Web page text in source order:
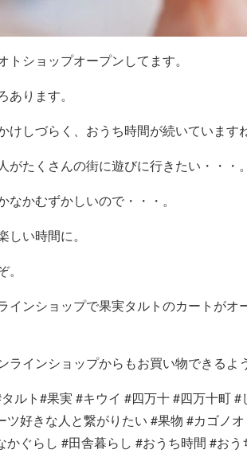
トショップオープンしてます。
あります。
けしづらく、おうち時間が続いていますね
がたくさんの街に遊びに行きたい・・・。
なかむずかしいので・・・。
しい時間に。
インショップで果実タルトのカートが
ラインショップからもお買い物できるよ
ルト#果実 #キウイ #四万十 #四万十町
ツ好きな人と繋がりたい #果物 #カゴノ
かぐらし #田舎暮らし #おうち時間 #おう